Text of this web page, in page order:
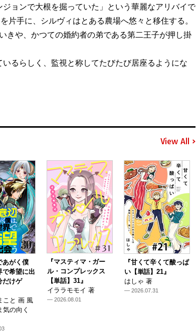
ョンで大根を掘っていた」という華麗なアリバイで
片手に、シルヴィはとある農場へ悠々と移住する。
きや、かつての婚約者の弟である第二王子が押し掛
るらしく、監視と称してたびたび居座るようにな
View All
あがく僕
で希望に出
だけゲ
こと 画 風
気の向く
『マスティマ・ガー
ル・コンプレックス
【単話】31』
イララモモイ 著
— 2026.08.01
『甘くて辛くて酸っぱ
い【単話】21』
はしゃ 著
— 2026.07.31